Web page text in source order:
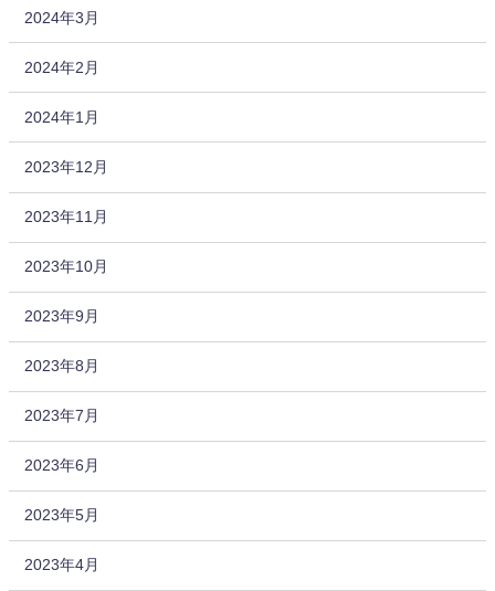
2024年3月
2024年2月
2024年1月
2023年12月
2023年11月
2023年10月
2023年9月
2023年8月
2023年7月
2023年6月
2023年5月
2023年4月